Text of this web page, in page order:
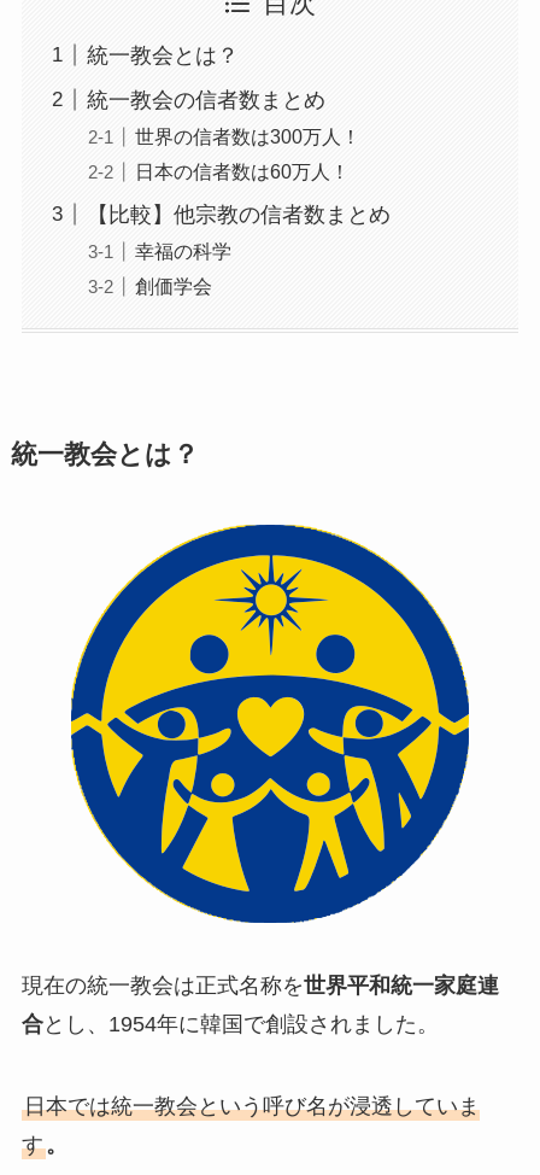
統一教会とは？
統一教会の信者数まとめ
世界の信者数は300万人！
日本の信者数は60万人！
【比較】他宗教の信者数まとめ
幸福の科学
創価学会
統一教会とは？
現在の統一教会は正式名称を世界平和統一家庭連
合とし、1954年に韓国で創設されました。
日本では統一教会という呼び名が浸透していま
す。